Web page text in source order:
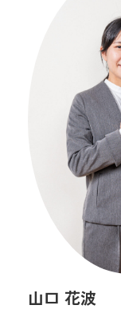
山口 花波